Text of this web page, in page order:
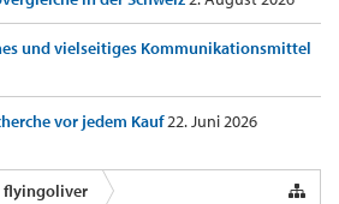
und vielseitiges Kommunikationsmittel
vor jedem Kauf22. Juni 2026
flyingoliver